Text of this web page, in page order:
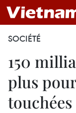
SOCIÉTÉ
150
plus